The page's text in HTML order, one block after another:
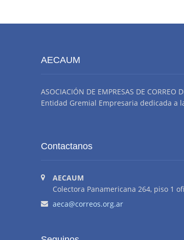
AECAUM
ASOCIACIÓN DE EMPRESAS DE CORREO
Entidad Gremial Empresaria dedicada
Contactanos
AECAUM
Colectora Panamericana 264, piso 1
aeca@correos.org.ar